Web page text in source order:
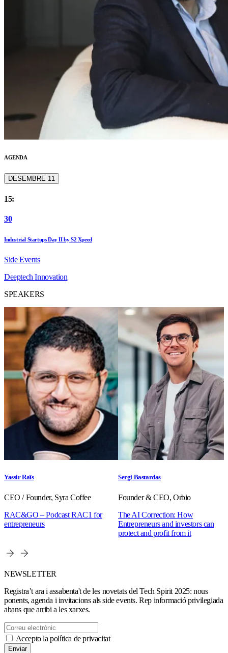
AGENDA
DESEMBRE 11
15:
30
Industrial Startups Day II by S2 Xpeed
Side Events
DeeptechInnovation
SPEAKERS
Yassir Raïs
CEO / Founder, Syra Coffee
RAC&GO – Podcast RAC1 for
entrepreneurs
Sergi Bastardas
Founder & CEO, Orbio
The AI Correction: How
Entrepreneurs and investors can
protect and profit from it
NEWSLETTER
Registra’t ara i assabenta't de les novetats del Tech Spirit 2025: nous
ponents, agenda i invitacions als side events. Rep informació privilegiada
abans que arribi a les xarxes.
Accepto la política de privacitat
Enviar